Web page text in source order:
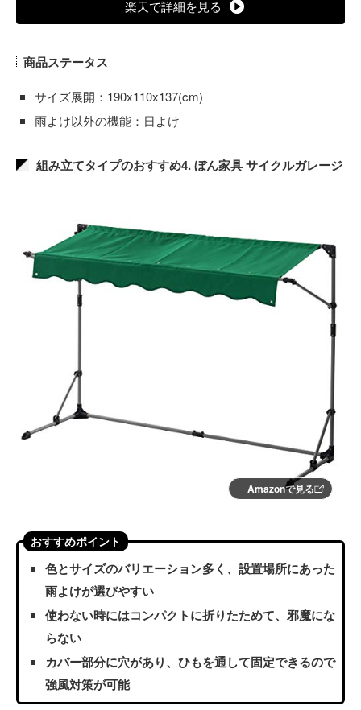
楽天で詳細を見る
商品ステータス
サイズ展開：190x110x137(cm)
雨よけ以外の機能：日よけ
組み立てタイプのおすすめ4. ぼん家具 サイクルガレージ
Amazonで見る
おすすめポイント
色とサイズのバリエーション多く、設置場所にあった
雨よけが選びやすい
使わない時にはコンパクトに折りたためて、邪魔にな
らない
カバー部分に穴があり、ひもを通して固定できるので
強風対策が可能